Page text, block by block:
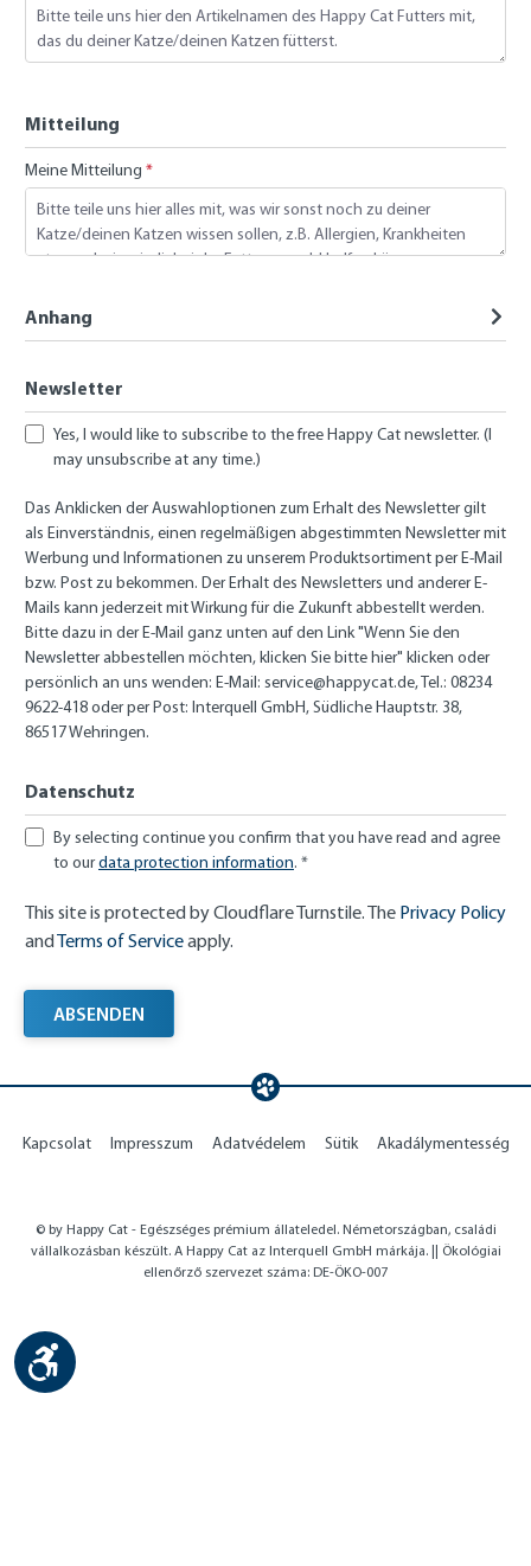
Mitteilung
Meine Mitteilung *
Anhang
Newsletter
Yes, I would like to subscribe to the free Happy Cat newsletter. (I
may unsubscribe at any time.)
Das Anklicken der Auswahloptionen zum Erhalt des Newsletter gilt
als Einverständnis, einen regelmäßigen abgestimmten Newsletter mit
Werbung und Informationen zu unserem Produktsortiment per E-Mail
bzw. Post zu bekommen. Der Erhalt des Newsletters und anderer E-
Mails kann jederzeit mit Wirkung für die Zukunft abbestellt werden.
Bitte dazu in der E-Mail ganz unten auf den Link "Wenn Sie den
Newsletter abbestellen möchten, klicken Sie bitte hier" klicken oder
persönlich an uns wenden: E-Mail: service@happycat.de, Tel.: 08234
9622-418 oder per Post: Interquell GmbH, Südliche Hauptstr. 38,
86517 Wehringen.
Datenschutz
By selecting continue you confirm that you have read and agree
to ourdata protection information. *
This site is protected by Cloudflare Turnstile. The Privacy Policy
andTerms of Serviceapply.
ABSENDEN
Kapcsolat Impresszum Adatvédelem Sütik Akadálymentesség
© by Happy Cat - Egészséges prémium állateledel. Németországban, családi
vállalkozásban készült. A Happy Cat az Interquell GmbH márkája. || Ökológiai
ellenőrző szervezet száma: DE-ÖKO-007
Show toolbar